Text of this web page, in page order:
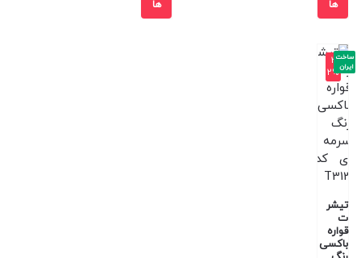
ها
ها
-3
2%
تیشر
ت
قواره
باکسی
ساخت
ایران